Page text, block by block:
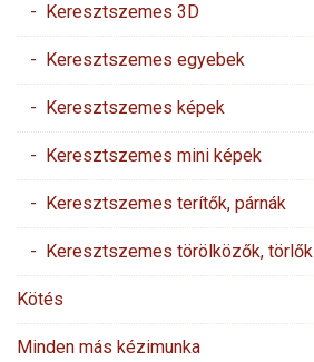
- Keresztszemes 3D
- Keresztszemes egyebek
- Keresztszemes képek
- Keresztszemes mini képek
- Keresztszemes terítők, párnák
- Keresztszemes törölközők, törlők
Kötés
Minden más kézimunka